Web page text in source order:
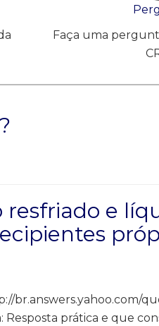
Faça uma
e
br.answers.yahoo.com/
prática e que